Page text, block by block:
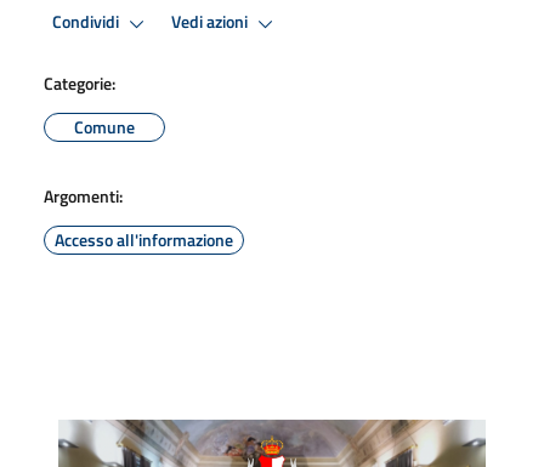
Condividi Vedi azioni
Categorie:
Comune
Argomenti:
Accesso all'informazione